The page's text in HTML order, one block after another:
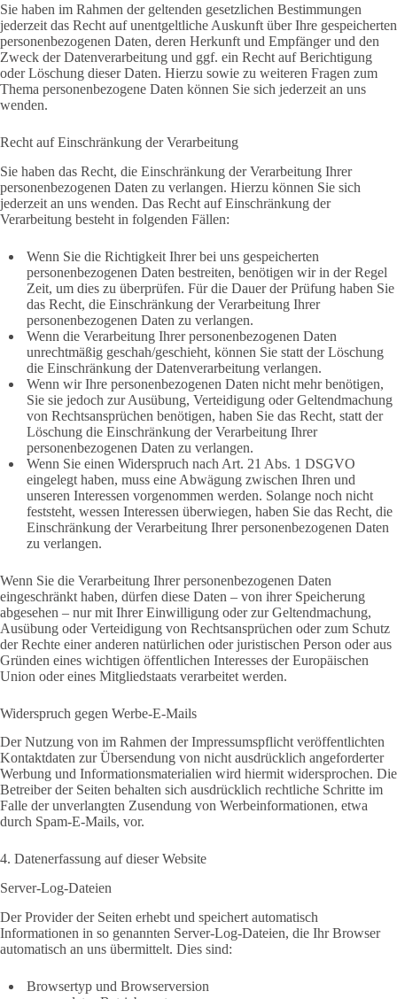
Sie haben im Rahmen der geltenden gesetzlichen Bestimmungen
jederzeit das Recht auf unentgeltliche Auskunft über Ihre gespeicherten
personenbezogenen Daten, deren Herkunft und Empfänger und den
Zweck der Datenverarbeitung und ggf. ein Recht auf Berichtigung
oder Löschung dieser Daten. Hierzu sowie zu weiteren Fragen zum
Thema personenbezogene Daten können Sie sich jederzeit an uns
wenden.
Recht auf Einschränkung der Verarbeitung
Sie haben das Recht, die Einschränkung der Verarbeitung Ihrer
personenbezogenen Daten zu verlangen. Hierzu können Sie sich
jederzeit an uns wenden. Das Recht auf Einschränkung der
Verarbeitung besteht in folgenden Fällen:
Wenn Sie die Richtigkeit Ihrer bei uns gespeicherten
personenbezogenen Daten bestreiten, benötigen wir in der Regel
Zeit, um dies zu überprüfen. Für die Dauer der Prüfung haben Sie
das Recht, die Einschränkung der Verarbeitung Ihrer
personenbezogenen Daten zu verlangen.
Wenn die Verarbeitung Ihrer personenbezogenen Daten
unrechtmäßig geschah/geschieht, können Sie statt der Löschung
die Einschränkung der Datenverarbeitung verlangen.
Wenn wir Ihre personenbezogenen Daten nicht mehr benötigen,
Sie sie jedoch zur Ausübung, Verteidigung oder Geltendmachung
von Rechtsansprüchen benötigen, haben Sie das Recht, statt der
Löschung die Einschränkung der Verarbeitung Ihrer
personenbezogenen Daten zu verlangen.
Wenn Sie einen Widerspruch nach Art. 21 Abs. 1 DSGVO
eingelegt haben, muss eine Abwägung zwischen Ihren und
unseren Interessen vorgenommen werden. Solange noch nicht
feststeht, wessen Interessen überwiegen, haben Sie das Recht, die
Einschränkung der Verarbeitung Ihrer personenbezogenen Daten
zu verlangen.
Wenn Sie die Verarbeitung Ihrer personenbezogenen Daten
eingeschränkt haben, dürfen diese Daten – von ihrer Speicherung
abgesehen – nur mit Ihrer Einwilligung oder zur Geltendmachung,
Ausübung oder Verteidigung von Rechtsansprüchen oder zum Schutz
der Rechte einer anderen natürlichen oder juristischen Person oder aus
Gründen eines wichtigen öffentlichen Interesses der Europäischen
Union oder eines Mitgliedstaats verarbeitet werden.
Widerspruch gegen Werbe-E-Mails
Der Nutzung von im Rahmen der Impressumspflicht veröffentlichten
Kontaktdaten zur Übersendung von nicht ausdrücklich angeforderter
Werbung und Informationsmaterialien wird hiermit widersprochen. Die
Betreiber der Seiten behalten sich ausdrücklich rechtliche Schritte im
Falle der unverlangten Zusendung von Werbeinformationen, etwa
durch Spam-E-Mails, vor.
4. Datenerfassung auf dieser Website
Server-Log-Dateien
Der Provider der Seiten erhebt und speichert automatisch
Informationen in so genannten Server-Log-Dateien, die Ihr Browser
automatisch an uns übermittelt. Dies sind:
Browsertyp und Browserversion